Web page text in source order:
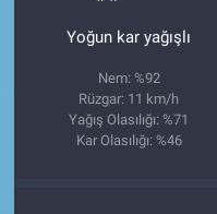
Yoğun kar yağışlı
Nem: %92
Rüzgar: 11 km/h
Yağış Olasılığı: %71
Kar Olasılığı: %46